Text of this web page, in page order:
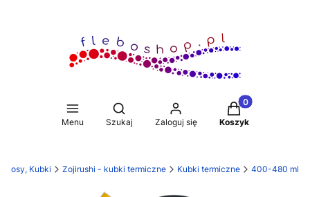
Menu
Otwórz wyszukiwarkę
Szukaj Zaloguj się
Produkty w
Koszyk
Kubki Zojirushi - kubki termiczne Kubki termiczne 400-480 ml